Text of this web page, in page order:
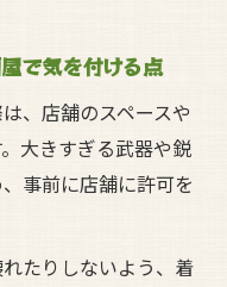
で気を付ける点
、店舗のスペースや
大きすぎる武器や鋭
事前に店舗に許可を
たりしないよう、着